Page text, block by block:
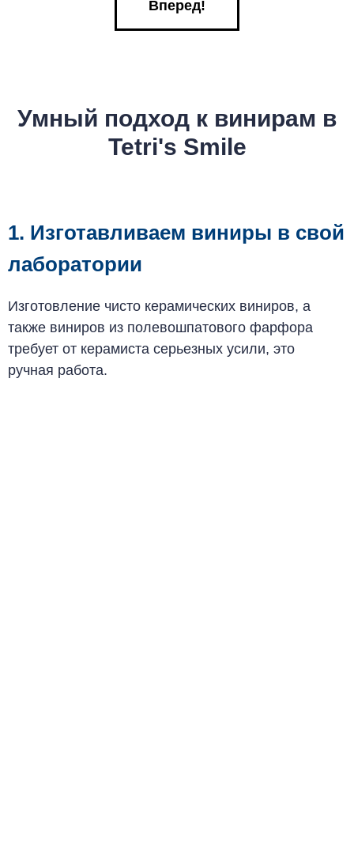
Вперед!
Умный подход к винирам в
Tetri's Smile
1. Изготавливаем виниры в свой
лаборатории
Изготовление чисто керамических виниров, а
также виниров из полевошпатового фарфора
требует от керамиста серьезных усили, это
ручная работа.